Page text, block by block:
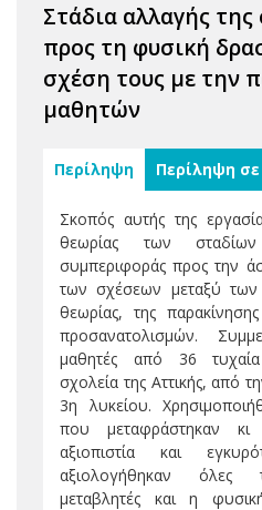
Στάδια αλλαγής
προς τη φυσική
σχέση τους με την
μαθητών
Περίληψη Περίληψη
Σκοπός αυτής της
θεωρίας των
συμπεριφοράς προς την
των σχέσεων μεταξύ των
θεωρίας, της
προσανατολισμών.
μαθητές από 36
σχολεία της Αττικής, από
3η λυκείου.
που μεταφράστηκαν
αξιοπιστία και
αξιολογήθηκαν όλες
μεταβλητές και η